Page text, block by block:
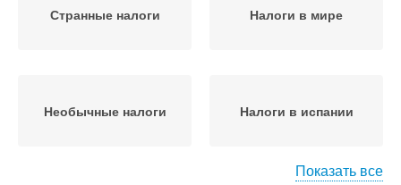
Странные налоги Налоги в мире
Необычные налоги Налоги в испании
Показать все